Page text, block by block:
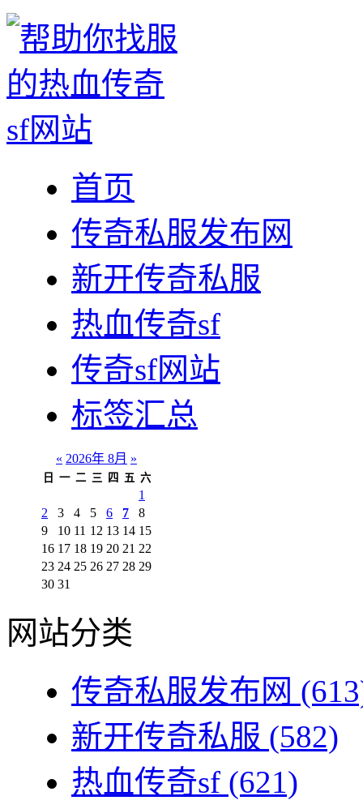
首页
传奇私服发布网
新开传奇私服
热血传奇sf
传奇sf网站
标签汇总
« 2026年 8月 »
日 一 二 三 四 五 六
1
2
3 4 5 6 7
8
9
10 11 12 13 14 15
16 17 18 19 20 21 22
23 24 25 26 27 28 29
30 31
网站分类
传奇私服发布网
新开传奇私服 (582)
热血传奇sf (621)